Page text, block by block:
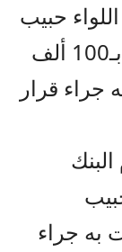
حبيب
العادلي وزير الداخلية الأسبق، بـ100 ألف
جراء قرار
لحبيب
به جراء